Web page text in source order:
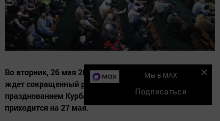
Во вторник, 26 мая 2026 года, жителей Татарстана
ждет сокращенный рабочий день. Это связано с
празднованием Курбан-байрама, который в этом году
приходится на 27 мая.
Мы в MAX
Подписаться